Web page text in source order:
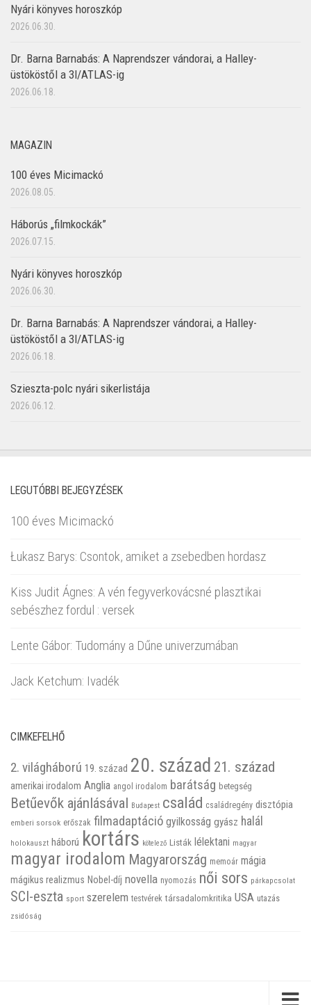
Nyári könyves horoszkóp
2026.06.30.
Dr. Barna Barnabás: A Naprendszer vándorai, a Halley-
üstököstől a 3I/ATLAS-ig
2026.06.18.
MAGAZIN
100 éves Micimackó
2026.08.05.
Háborús „filmkockák”
2026.07.15.
Nyári könyves horoszkóp
2026.06.30.
Dr. Barna Barnabás: A Naprendszer vándorai, a Halley-
üstököstől a 3I/ATLAS-ig
2026.06.18.
Szieszta-polc nyári sikerlistája
2026.06.12.
LEGUTÓBBI BEJEGYZÉSEK
100 éves Micimackó
Łukasz Barys: Csontok, amiket a zsebedben hordasz
Kiss Judit Ágnes: A vén fegyverkovácsné plasztikai
sebészhez fordul : versek
Lente Gábor: Tudomány a Dűne univerzumában
Jack Ketchum: Ivadék
CIMKEFELHŐ
2. világháború 19. század 20. század 21. század
amerikai irodalom Anglia angol irodalom barátság betegség
Betűevők ajánlásával Budapest család családregény disztópia
emberi sorsok erőszak filmadaptáció gyilkosság gyász halál
holokauszt háború kortárs kötelező Listák lélektani magyar
magyar irodalom Magyarország memoár mágia
mágikus realizmus Nobel-díj novella nyomozás női sors párkapcsolat
SCI-eszta sport szerelem testvérek társadalomkritika USA utazás
zsidóság